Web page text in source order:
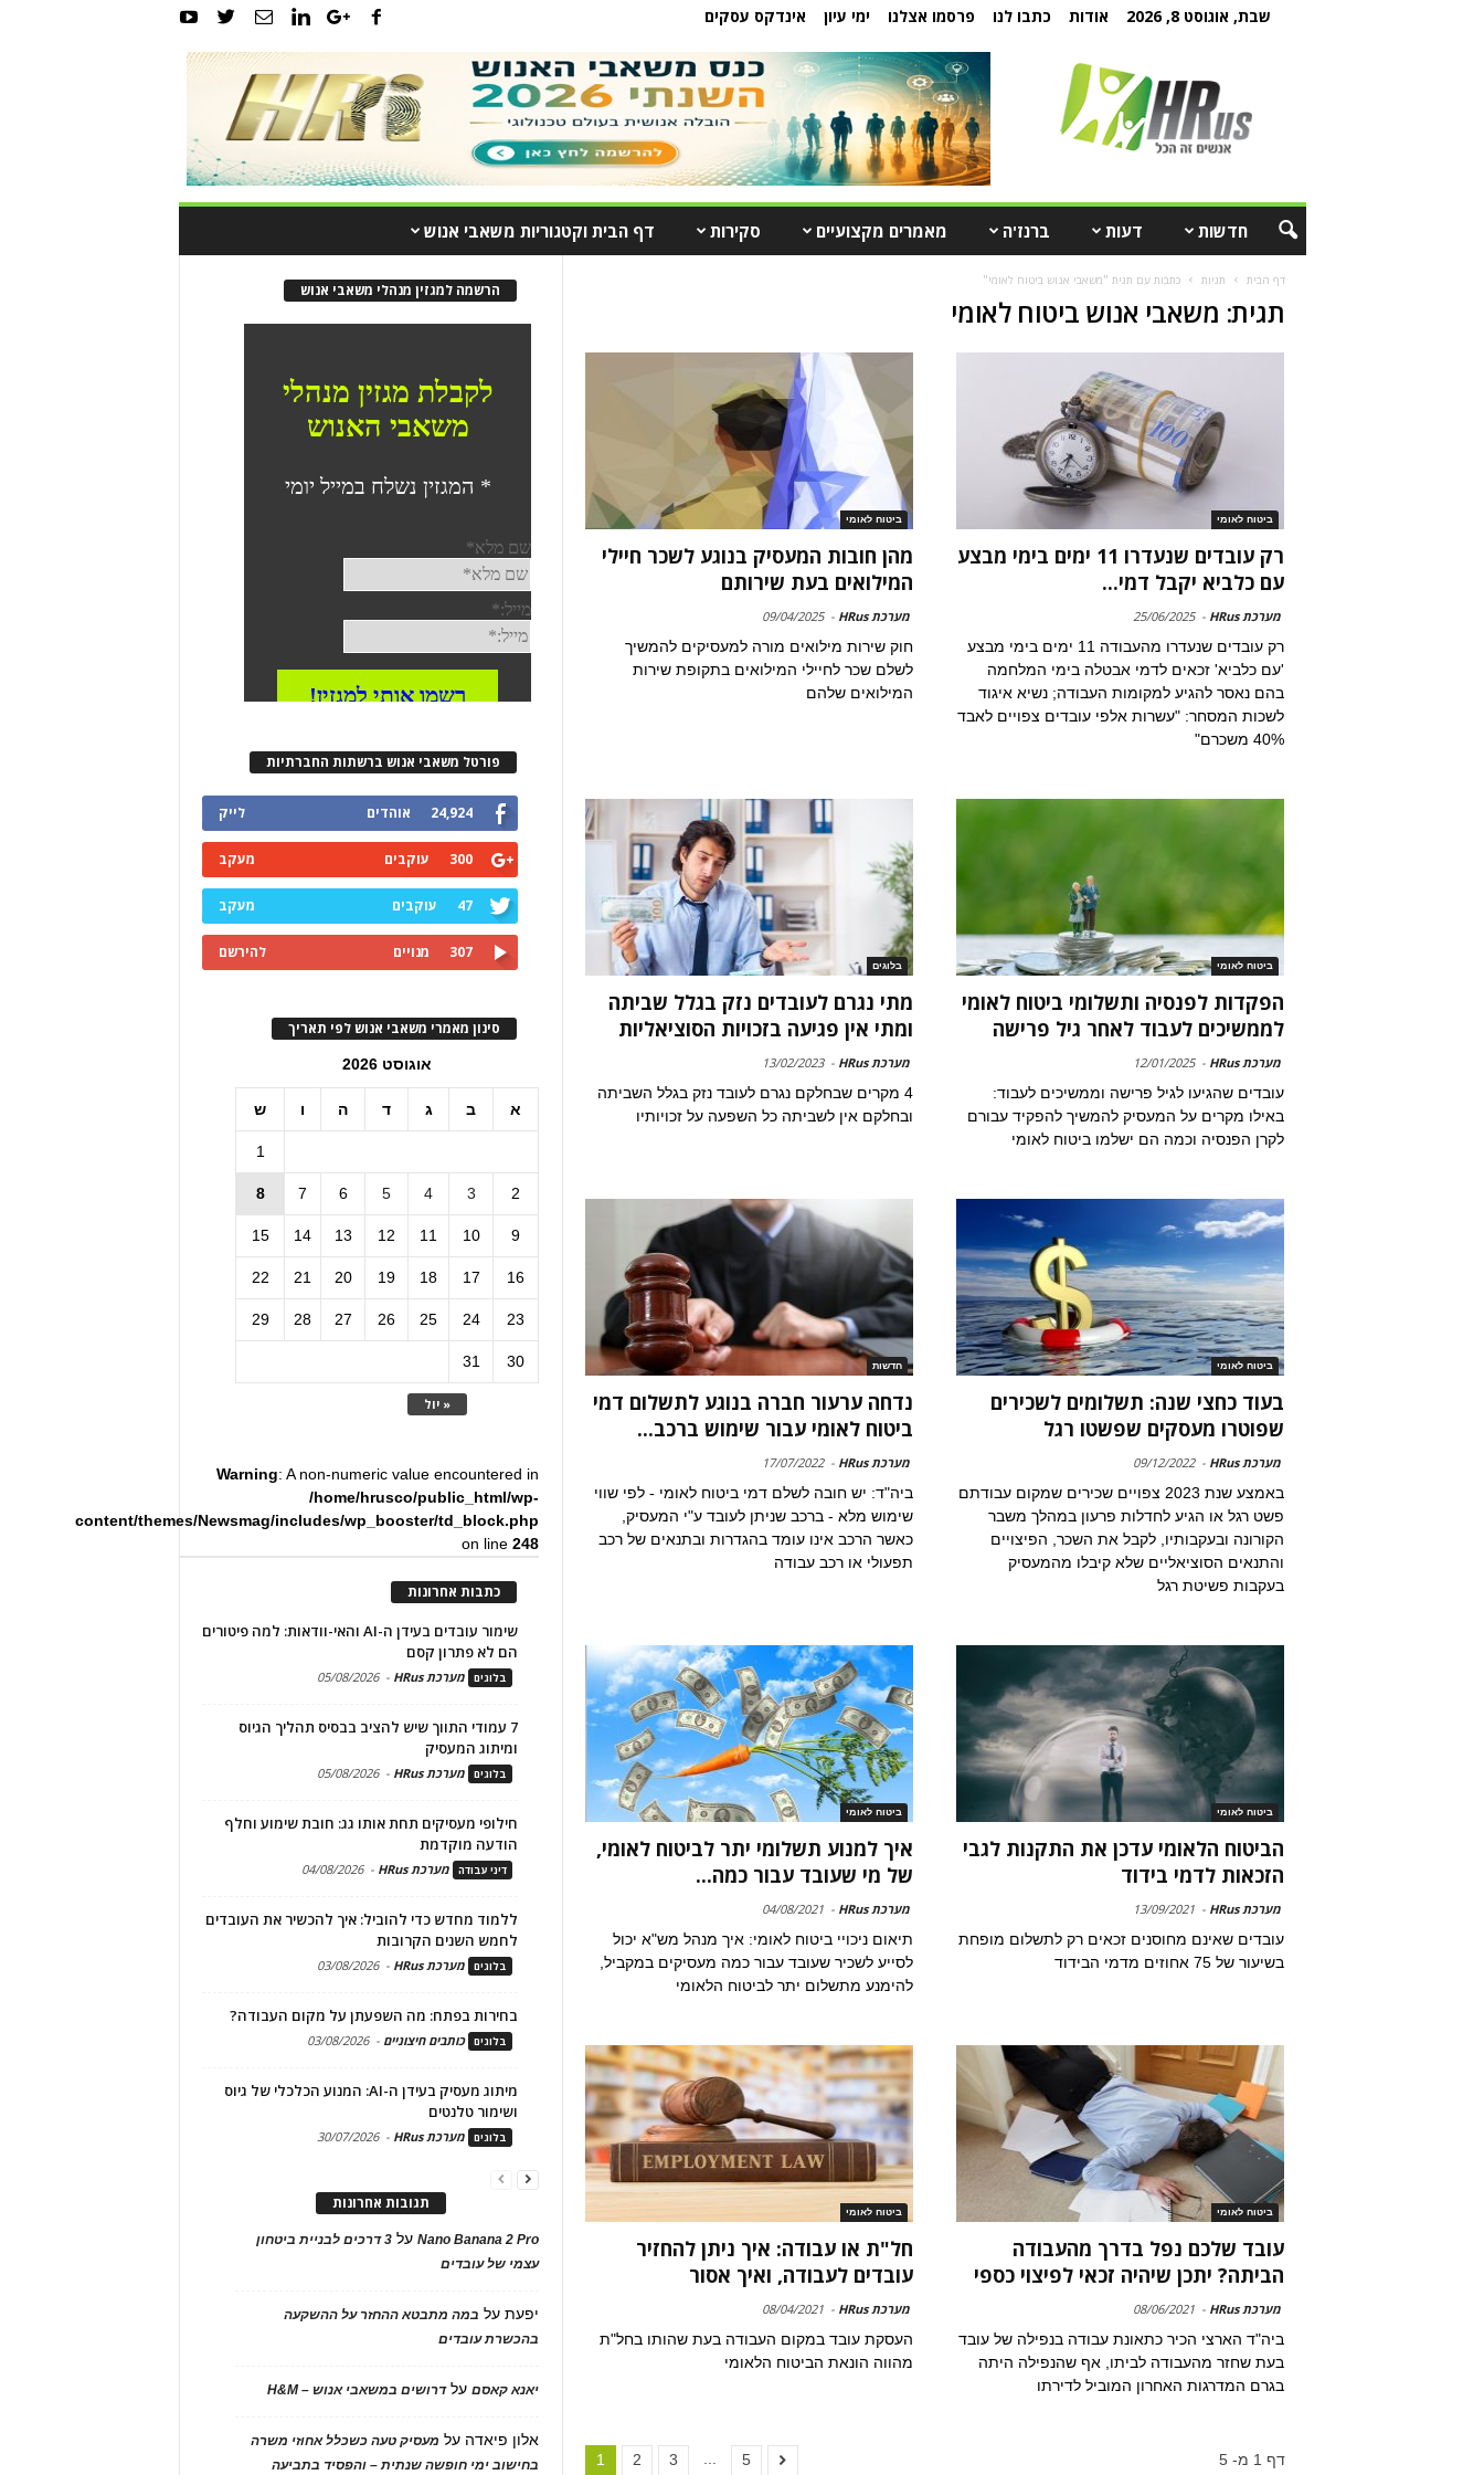
שבת, אוגוסט 8, 2026 אודות כתבו לנו פרסמו אצלנו ימי עיון אינדקס עסקים
חדשות דעות ברנז'ה מאמרים מקצועיים סקירות דף הבית וקטגוריות משאבי אנוש
דף הבית תגיות כתבות עם תגית "משאבי אנוש ביטוח לאומי"
תגית: משאבי אנוש ביטוח לאומי
ביטוח לאומי
רק עובדים שנעדרו 11 ימים בימי מבצע
עם כלביא יקבל דמי...
מערכת HRus -
25/06/2025
רק עובדים שנעדרו מהעבודה 11 ימים בימי מבצע
'עם כלביא' זכאים לדמי אבטלה בימי המלחמה
בהם נאסר להגיע למקומות העבודה; נשיא איגוד
לשכות המסחר: "עשרות אלפי עובדים צפויים לאבד
40% משכרם"
ביטוח לאומי
מהן חובות המעסיק בנוגע לשכר חיילי
המילואים בעת שירותם
מערכת HRus -
09/04/2025
חוק שירות מילואים מורה למעסיקים להמשיך
לשלם שכר לחיילי המילואים בתקופת שירות
המילואים שלהם
ביטוח לאומי
הפקדות לפנסיה ותשלומי ביטוח לאומי
לממשיכים לעבוד לאחר גיל פרישה
מערכת HRus -
12/01/2025
עובדים שהגיעו לגיל פרישה וממשיכים לעבוד:
באילו מקרים על המעסיק להמשיך להפקיד עבורם
לקרן הפנסיה וכמה הם ישלמו ביטוח לאומי
בלוגים
מתי נגרם לעובדים נזק בגלל שביתה
ומתי אין פגיעה בזכויות הסוציאליות
מערכת HRus -
13/02/2023
4 מקרים שבחלקם נגרם לעובד נזק בגלל השביתה
ובחלקם אין לשביתה כל השפעה על זכויותיו
ביטוח לאומי
בעוד כחצי שנה: תשלומים לשכירים
שפוטרו מעסקים שפשטו רגל
מערכת HRus -
09/12/2022
באמצע שנת 2023 צפויים שכירים שמקום עבודתם
פשט רגל או הגיע לחדלות פרעון במהלך משבר
הקורונה ובעקבותיו, לקבל את השכר, הפיצויים
והתנאים הסוציאליים שלא קיבלו מהמעסיק
בעקבות פשיטת רגל
חדשות
נדחה ערעור חברה בנוגע לתשלום דמי
ביטוח לאומי עבור שימוש ברכב...
מערכת HRus -
17/07/2022
ביה"ד: יש חובה לשלם דמי ביטוח לאומי - לפי שווי
שימוש מלא - ברכב שניתן לעובד ע"י המעסיק,
כאשר הרכב אינו עומד בהגדרות ובתנאים של רכב
תפעולי או רכב עבודה
ביטוח לאומי
הביטוח הלאומי עדכן את התקנות לגבי
הזכאות לדמי בידוד
מערכת HRus -
13/09/2021
עובדים שאינם מחוסנים זכאים רק לתשלום מופחת
בשיעור של 75 אחוזים מדמי הבידוד
ביטוח לאומי
איך למנוע תשלומי יתר לביטוח לאומי,
של מי שעובד עבור כמה...
מערכת HRus -
04/08/2021
תיאום ניכויי ביטוח לאומי: איך מנהל מש"א יכול
לסייע לשכיר שעובד עבור כמה מעסיקים במקביל,
להימנע מתשלום יתר לביטוח הלאומי
ביטוח לאומי
עובד שלכם נפל בדרך מהעבודה
הביתה? יתכן שיהיה זכאי לפיצוי כספי
מערכת HRus -
08/06/2021
ביה"ד הארצי הכיר כתאונת עבודה בנפילה של עובד
בעת שחזר מהעבודה לביתו, אף שהנפילה היתה
בגרם המדרגות האחרון המוביל לדירתו
ביטוח לאומי
חל"ת או עבודה: איך ניתן להחזיר
עובדים לעבודה, ואיך אסור
מערכת HRus -
08/04/2021
העסקת עובד במקום העבודה בעת שהותו בחל"ת
מהווה הונאת הביטוח הלאומי
1 2 3 5 דף 1 מ- 5
הרשמה למגזין מנהלי משאבי אנוש
פורטל משאבי אנוש ברשתות החברתיות
24,924 אוהדים לייק
300 עוקבים מעקב
47 עוקבים מעקב
307 מנויים להירשם
סינון מאמרי משאבי אנוש לפי תאריך
אוגוסט 2026
א ב ג ד ה ו ש
« יול
1
2
3
4
5
6
7
8
9
10
11
12
13
14
15
16
17
18
19
20
21
22
23
24
25
26
27
28
29
30
31
Warning: A non-numeric value encountered in
/home/hrusco/public_html/wp-
content/themes/Newsmag/includes/wp_booster/td_block.php
on line248
כתבות אחרונות
שימור עובדים בעידן ה-AI והאי-וודאות: למה פיטורים
הם לא פתרון קסם
בלוגים מערכת HRus -
05/08/2026
7 עמודי התווך שיש להציב בבסיס תהליך הגיוס
ומיתוג המעסיק
בלוגים מערכת HRus -
05/08/2026
חילופי מעסיקים תחת אותו גג: חובת שימוע וחלף
הודעה מוקדמת
דיני עבודה מערכת HRus -
04/08/2026
ללמוד מחדש כדי להוביל: איך להכשיר את העובדים
לחמש השנים הקרובות
בלוגים מערכת HRus -
03/08/2026
בחירות בפתח: מה השפעתן על מקום העבודה?
בלוגים כותבים חיצוניים -
03/08/2026
מיתוג מעסיק בעידן ה-AI: המנוע הכלכלי של גיוס
ושימור טלנטים
בלוגים מערכת HRus -
30/07/2026
תגובות אחרונות
Nano Banana 2 Proעל
3 דרכים לבניית ביטחון
עצמי של עובדים
יפעתעל במה מתבטא ההחזר על ההשקעה
בהכשרת עובדים
יאנא קאסםעלדרושים במשאבי אנוש – H&M
אלון פיאדה על מעסיק טעה כשכלל אחוזי משרה
בחישוב ימי חופשה שנתית – והפסיד בתביעה